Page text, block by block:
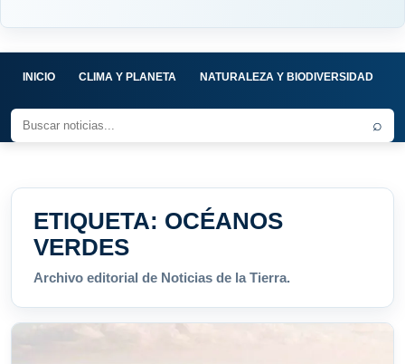
INICIO CLIMA Y PLANETA NATURALEZA Y BIODIVERSIDAD
⌕
ETIQUETA: OCÉANOS
VERDES
Archivo editorial de Noticias de la Tierra.